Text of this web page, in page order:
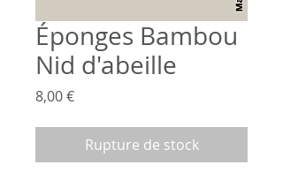
Éponges Bambou
Nid d'abeille
8,00 €Prix
Rupture de stock